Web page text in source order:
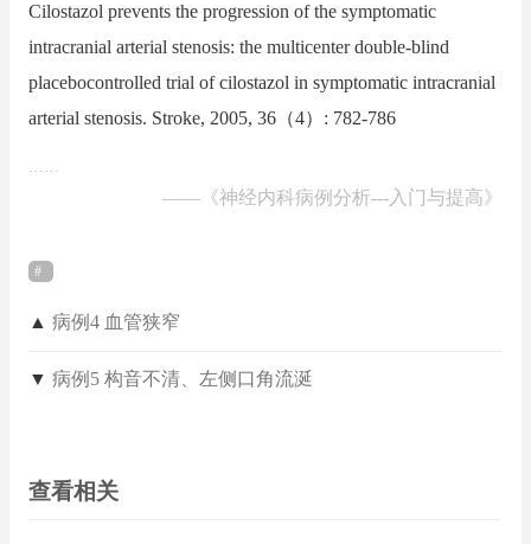
Cilostazol prevents the progression of the symptomatic
intracranial arterial stenosis: the multicenter double-blind
placebocontrolled trial of cilostazol in symptomatic intracranial
arterial stenosis. Stroke, 2005, 36（4）: 782-786
……
—— 《神经内科病例分析---入门与提高》
▲ 病例4 血管狭窄
▼ 病例5 构音不清、左侧口角流涎
查看相关